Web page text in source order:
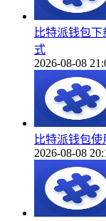
比特派钱包
式
2026-08-08
比特派钱包
2026-08-08